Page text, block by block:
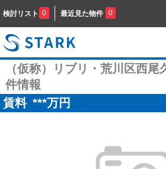
検討リスト 0 最近見た物件 0
（仮称）リブリ・荒川区西
件情報
賃料 ***万円